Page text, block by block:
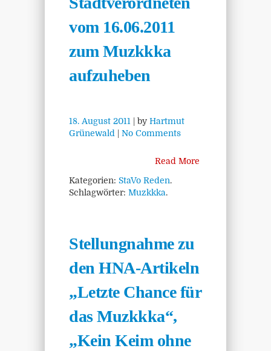
vom 16.06.2011
zum Muzkkka
aufzuheben
18. August 2011 | by Hartmut
Grünewald
No Comments
Read More
Kategorien: StaVo Reden.
Schlagwörter: Muzkkka.
Stellungnahme zu
den HNA-Artikeln
„Letzte Chance für
das Muzkkka“,
„Kein Keim ohne